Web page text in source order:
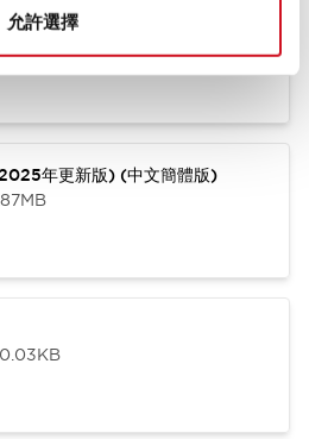
允許選擇
控制元件 (中文簡體版)
年更新版) (中文簡體版)